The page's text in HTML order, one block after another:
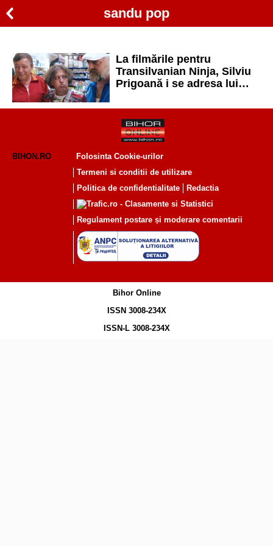
sandu pop
La filmările pentru
Transilvanian Ninja, Silviu
Prigoană i se adresa lui
apelativul „Excelenţă”
BIHON.RO
Folosinta Cookie-urilor
Termeni si conditii de utilizare
Politica de confidentialitate
Redactia
Regulament postare și moderare comentarii
Bihor Online
ISSN 3008-234X
ISSN-L 3008-234X